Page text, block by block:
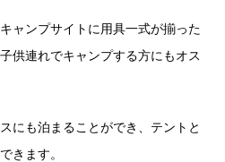
ャンプサイトに用具一式が揃った
供連れでキャンプする方にもオス
にも泊まることができ、テントと
きます。